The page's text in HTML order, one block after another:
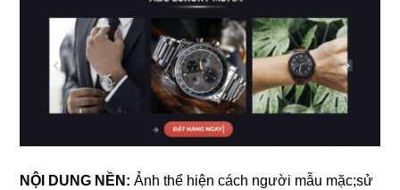
NỘI DUNG NỀN: Ảnh thể hiện cách người mẫu mặc;sử